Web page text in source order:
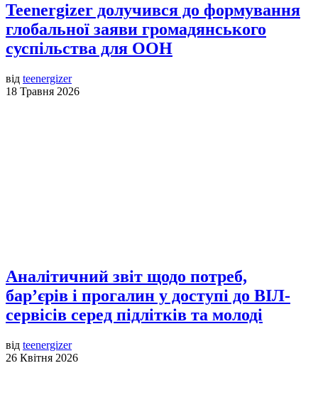
Teenergizer долучився до формування
глобальної заяви громадянського
суспільства для ООН
від teenergizer
18 Травня 2026
Аналітичний звіт щодо потреб,
бар’єрів і прогалин у доступі до ВІЛ-
сервісів серед підлітків та молоді
від teenergizer
26 Квітня 2026